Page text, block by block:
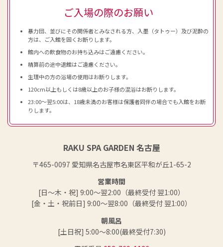
ご入場の際のお願い
暴力団、並びにその関係者とみなされる方、入墨（タトゥー）及び泥酔の
方は、ご入館を固くお断りします。
館内への飲食物のお持ち込みはご遠慮ください。
精算前の途中退館はご遠慮ください。
生理中の方の浴場の使用はお断りします。
120cm以上もしくは8歳以上のお子様の混浴はお断りします。
23:00～翌5:00は、18歳未満のお客様は保護者同伴の場合でも入館をお断
りします。
RAKU SPA GARDEN 名古屋
〒465-0097 愛知県名古屋市名東区平和が丘1-65-2
営業時間
[日～木・祝] 9:00～翌2:00（最終受付 翌1:00）
[金・土・祝前日] 9:00～翌8:00（最終受付 翌1:00）
朝風呂
[土日祝] 5:00～8:00(最終受付7:30)